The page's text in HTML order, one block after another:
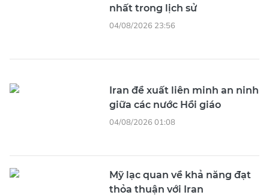
nhất trong lịch sử
04/08/2026 23:56
Iran đề xuất liên minh an ninh
giữa các nước Hồi giáo
04/08/2026 01:08
Mỹ lạc quan về khả năng đạt
thỏa thuận với Iran